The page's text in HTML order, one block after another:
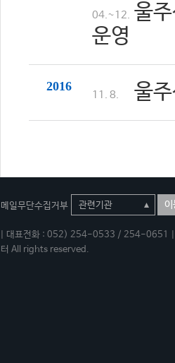
04.~12. 울
운영
2016
11. 8. 울
일무단수집거부 이
| 대표전화 : 052) 254-0533 / 254-
All rights reserved.